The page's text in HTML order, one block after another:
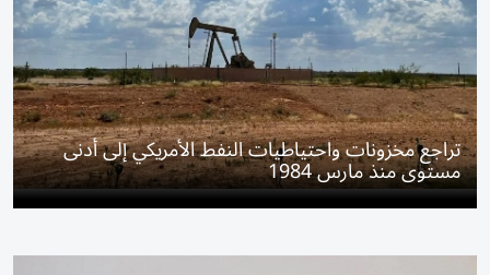
تراجع مخزونات واحتياطيات النفط الأمريكي إلى أدنى
مستوى منذ مارس 1984